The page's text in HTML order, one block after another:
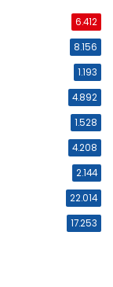
6.412
8.156
1.193
4.892
1.528
4.208
2.144
22.014
17.253